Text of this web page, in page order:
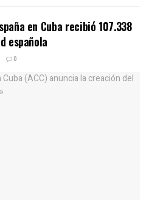
en Cuba recibió 107.338
española
0